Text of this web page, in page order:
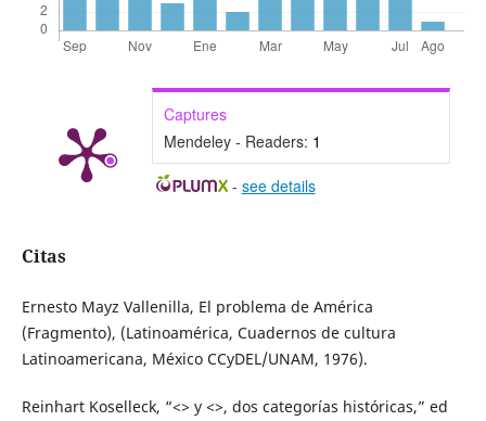
Captures
Mendeley - Readers: 1
- see details
Citas
Ernesto Mayz Vallenilla, El problema de América
(Fragmento), (Latinoamérica, Cuadernos de cultura
Latinoamericana, México CCyDEL/UNAM, 1976).
Reinhart Koselleck, “<> y <>, dos categorías históricas,” ed